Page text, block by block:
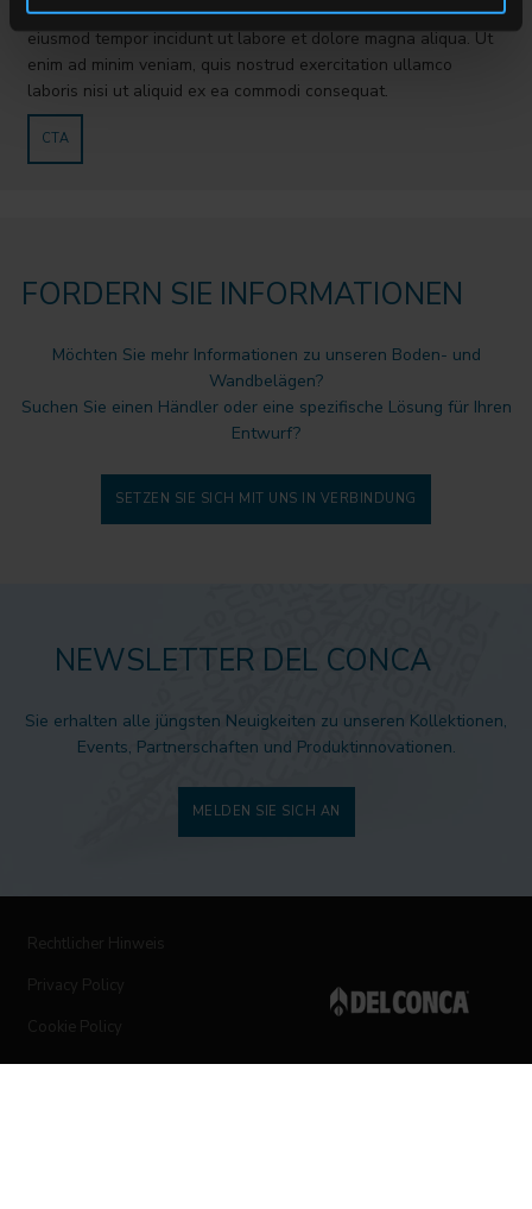
Lorem ipsum dolor sit amet, consectetur adipisici elit, sed
eiusmod tempor incidunt ut labore et dolore magna aliqua. Ut
enim ad minim veniam, quis nostrud exercitation ullamco
laboris nisi ut aliquid ex ea commodi consequat.
CTA
FORDERN SIE INFORMATIONEN
Möchten Sie mehr Informationen zu unseren Boden- und
Wandbelägen?
Suchen Sie einen Händler oder eine spezifische Lösung für Ihren
Entwurf?
SETZEN SIE SICH MIT UNS IN VERBINDUNG
NEWSLETTER DEL CONCA
Sie erhalten alle jüngsten Neuigkeiten zu unseren Kollektionen,
Events, Partnerschaften und Produktinnovationen.
MELDEN SIE SICH AN
Rechtlicher Hinweis
Privacy Policy
Cookie Policy